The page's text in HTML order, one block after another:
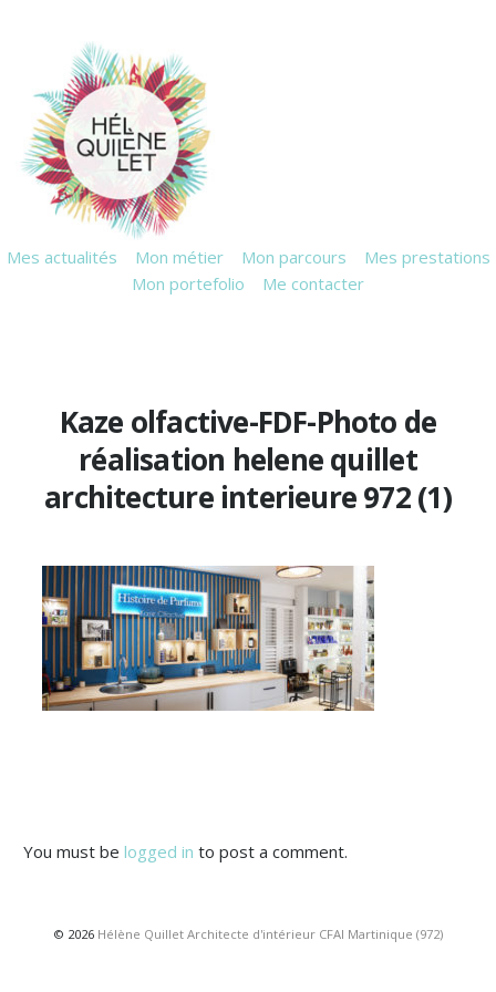
Mes actualités Mon métier Mon parcours
Mes prestations
Mon portefolio
Me contacter
Kaze olfactive-FDF-Photo de
réalisation helene quillet
architecture interieure 972 (1)
You must belogged in to post a comment.
© 2026 Hélène Quillet Architecte d'intérieur CFAI Martinique (972)